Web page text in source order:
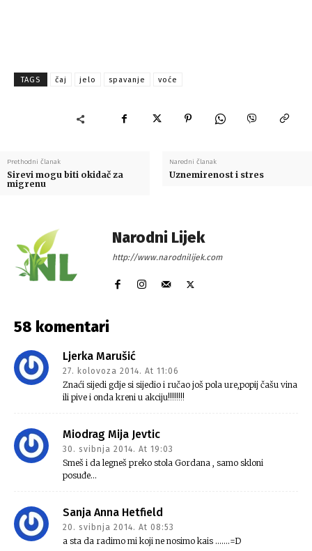
TAGS čaj jelo spavanje voće
Prethodni članak
Sirevi mogu biti okidač za
migrenu
Naredni članak
Uznemirenost i stres
Narodni Lijek
http://www.narodnilijek.com
58 komentari
Ljerka Marušić
27. kolovoza 2014. At 11:06
Znaći sijedi gdje si sijedio i ručao još pola ure,popij čašu vina
ili pive i onda kreni u akciju!!!!!!!!
Miodrag Mija Jevtic
30. svibnja 2014. At 19:03
Smeš i da legneš preko stola Gordana , samo skloni
posuđe…
Sanja Anna Hetfield
20. svibnja 2014. At 08:53
a sta da radimo mi koji ne nosimo kais …….=D